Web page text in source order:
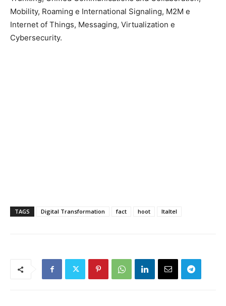
Mobility, Roaming e International Signaling, M2M e
Internet of Things, Messaging, Virtualization e
Cybersecurity.
TAGS Digital Transformation fact hoot Italtel